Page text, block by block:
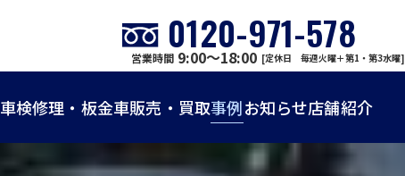
0120-971-578
営業時間 9:00～18:00 [定休日 毎週火曜＋第1・第3水曜]
車検修理・板金車販売・買取事例お知らせ店舗紹介